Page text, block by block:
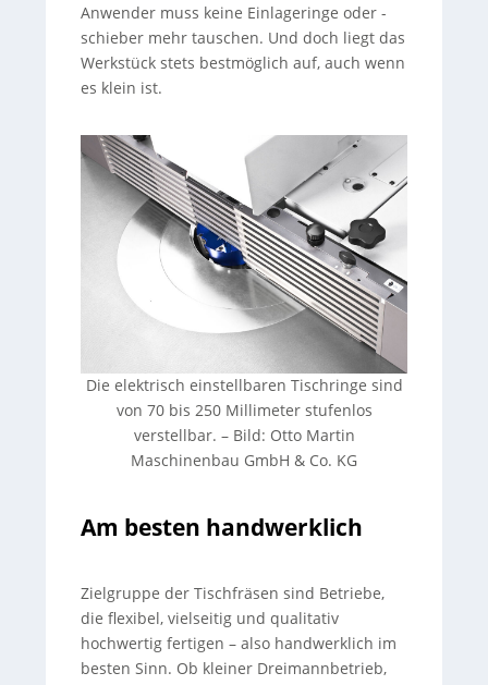
Anwender muss keine Einlageringe oder -
schieber mehr tauschen. Und doch liegt das
Werkstück stets bestmöglich auf, auch wenn
es klein ist.
Die elektrisch einstellbaren Tischringe sind
von 70 bis 250 Millimeter stufenlos
verstellbar. – Bild: Otto Martin
Maschinenbau GmbH & Co. KG
Am besten handwerklich
Zielgruppe der Tischfräsen sind Betriebe,
die flexibel, vielseitig und qualitativ
hochwertig fertigen – also handwerklich im
besten Sinn. Ob kleiner Dreimannbetrieb,